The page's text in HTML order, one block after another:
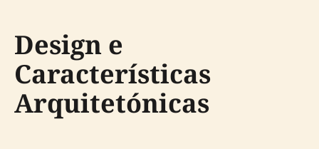
Design e
Características
Arquitetónicas